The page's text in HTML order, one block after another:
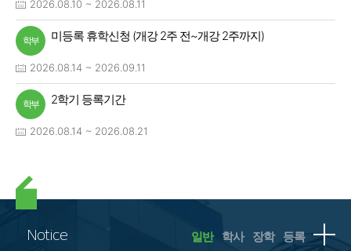
2026.08.10 ~ 2026.08.11
학부 미등록 휴학신청 (개강 2주 전~개강 2주까지)
2026.08.14 ~ 2026.09.11
학부 2학기 등록기간
2026.08.14 ~ 2026.08.21
Notice 일반 학사 장학 등록